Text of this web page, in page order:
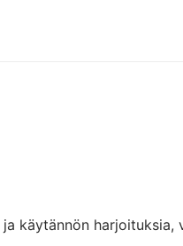
käytännön